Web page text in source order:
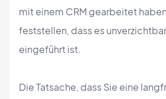
mit einem CRM gearbeitet
feststellen, dass es
eingeführt ist.
Die Tatsache, dass Sie eine